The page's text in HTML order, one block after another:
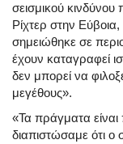
σεισμικού
Ρίχτερ στην
σημειώθηκε σε
έχουν καταγραφεί
δεν μπορεί να
μεγέθους».
«Τα πράγματα είναι
διαπιστώσαμε ότι ο